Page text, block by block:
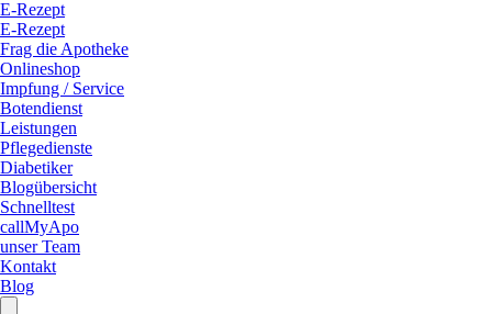
E-Rezept
E-Rezept
Frag die Apotheke
Onlineshop
Impfung / Service
Botendienst
Leistungen
Pflegedienste
Diabetiker
Blogübersicht
Schnelltest
callMyApo
unser Team
Kontakt
Blog